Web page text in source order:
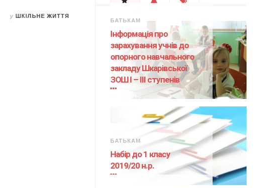
у ШКІЛЬНЕ ЖИТТЯ
БАТЬКАМ
Інформація про
зарахування учнів до
опорного навчального
закладу Шкарівської
ЗОШ І – ІІІ ступенів
БАТЬКАМ
Набір до 1 класу
2019/20 н.р.